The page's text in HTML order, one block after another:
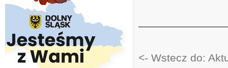
<- Wstecz do: